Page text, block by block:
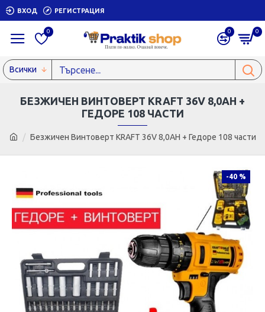
ВХОД РЕГИСТРАЦИЯ
0 0 0
Всички
Безжичен Винтоверт KRAFT 36V 8,0AH + Гедоре 108 части
БЕЗЖИЧЕН ВИНТОВЕРТ KRAFT 36V 8,0AH +
ГЕДОРЕ 108 ЧАСТИ
-40 %